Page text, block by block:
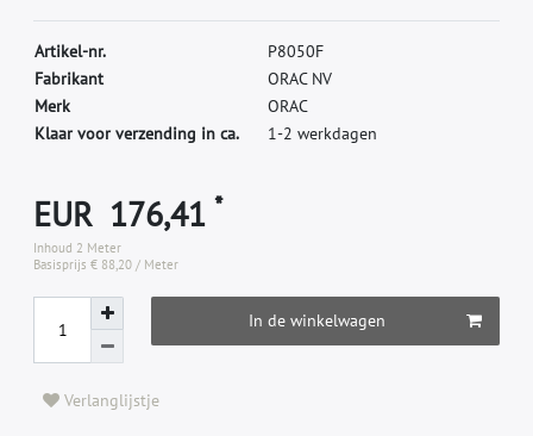
Artikel-nr. P8050F
Fabrikant ORAC NV
Merk ORAC
Klaar voor verzending in ca.
1-2 werkdagen
EUR 176,41*
Inhoud 2 Meter
Basisprijs€ 88,20 / Meter
In de winkelwagen
Verlanglijstje